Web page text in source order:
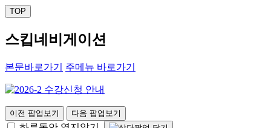
TOP
스킵네비게이션
본문바로가기 주메뉴 바로가기
이전 팝업보기 다음 팝업보기